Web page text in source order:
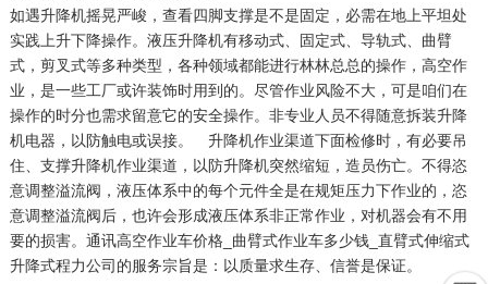
如遇升降机摇晃严峻，查看四脚支撑是不是固定，必需在地上平坦处
实践上升下降操作。液压升降机有移动式、固定式、导轨式、曲臂
式，剪叉式等多种类型，各种领域都能进行林林总总的操作，高空作
业，是一些工厂或许装饰时用到的。尽管作业风险不大，可是咱们在
操作的时分也需求留意它的安全操作。非专业人员不得随意拆装升降
机电器，以防触电或误接。 升降机作业渠道下面检修时，有必要吊
住、支撑升降机作业渠道，以防升降机突然缩短，造员伤亡。不得恣
意调整溢流阀，液压体系中的每个元件全是在规矩压力下作业的，恣
意调整溢流阀后，也许会形成液压体系非正常作业，对机器会有不用
要的损害。通讯高空作业车价格_曲臂式作业车多少钱_直臂式伸缩式
升降式程力公司的服务宗旨是：以质量求生存、信誉是保证。